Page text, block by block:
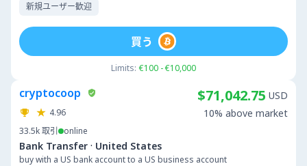
新規ユーザー歓迎
Limits: €100 - €10,000
買う
cryptocoop
4.96
33.5k取引 online
Bank Transfer · United States
buy with a US bank account to a US business account
$71,042.75 USD
10% above market